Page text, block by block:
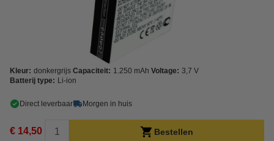
Kleur: donkergrijs Capaciteit: 1.250 mAh Voltage: 3,7 V
Batterij type: Li-ion
Direct leverbaar Morgen in huis
€ 14,50 Bestellen